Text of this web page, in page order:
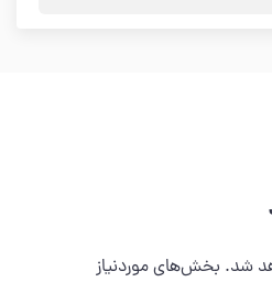
شد. بخش‌های موردنیاز